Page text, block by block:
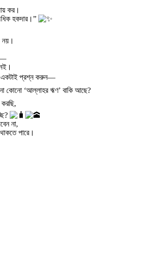
কর।
হকদার।”
নয়।
প্রশ্ন করুন—
কোনো ‘আল্লাহর ঋণ’ বাকি আছে?
না,
পারে।